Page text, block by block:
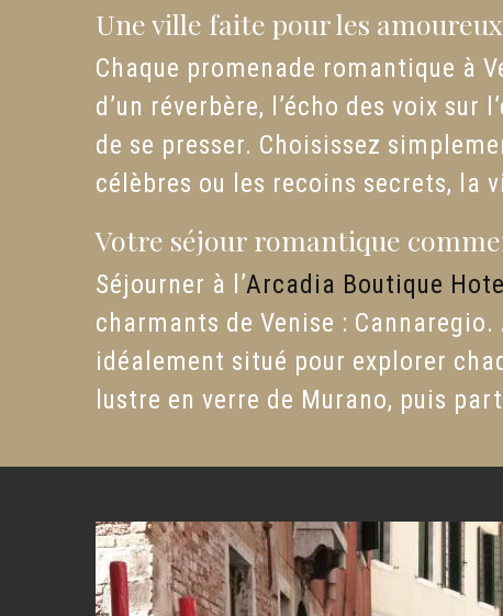
Une ville faite pour les amoureux
Chaque promenade romantique à
d’un réverbère, l’écho des voix
de se presser. Choisissez
célèbres ou les recoins secrets, la
Votre séjour romantique
Séjourner à l’Arcadia Boutique Hotel
charmants de Venise :
idéalement situé pour explorer
lustre en verre de Murano, puis